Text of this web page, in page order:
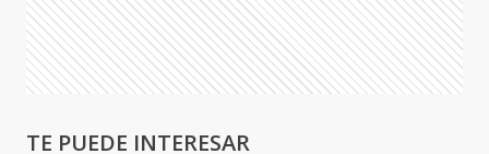
TE PUEDE INTERESAR